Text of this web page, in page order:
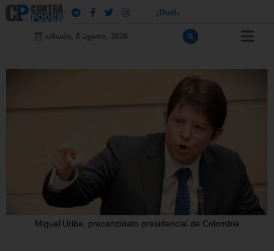
¡ Dué a
sábado, 8 agosto, 2026
Miguel Uribe, precandidato presidencial de Colombia